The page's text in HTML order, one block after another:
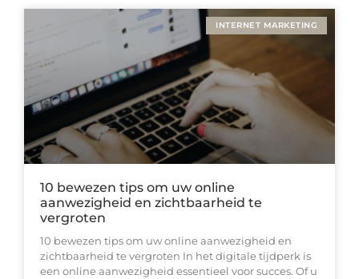
INTERNET MARKETING
10 bewezen tips om uw online
aanwezigheid en zichtbaarheid te
vergroten
10 bewezen tips om uw online aanwezigheid en
zichtbaarheid te vergroten In het digitale tijdperk is
een online aanwezigheid essentieel voor succes. Of u